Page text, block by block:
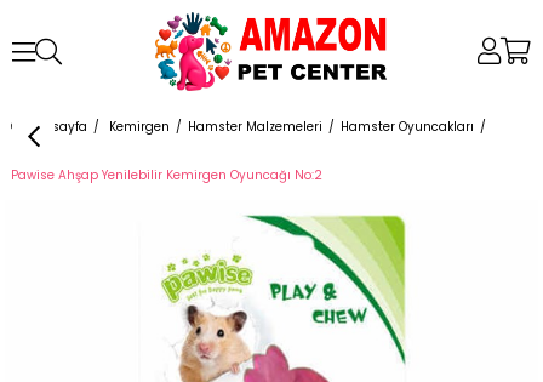
Anasayfa Kemirgen Hamster Malzemeleri Hamster Oyuncakları
Pawise Ahşap Yenilebilir Kemirgen Oyuncağı No:2